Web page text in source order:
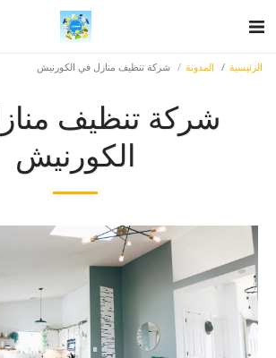
الرئيسية المدونة شركة تنظيف منازل في الكورنيش
شركة تنظيف
الكورنيش